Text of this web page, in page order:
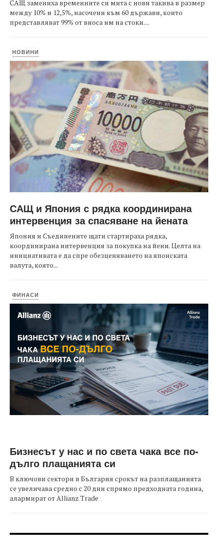
САЩ замениха временните си мита с нови такива в размер
между 10% и 12,5%, насочени към 60 държави, които
представляват 99% от вноса им на стоки....
НОВИНИ
САЩ и Япония с рядка координирана
интервенция за спасяване на йената
Япония и Съединените щати стартираха рядка,
координирана интервенция за покупка на йени. Целта на
инициативата е да спре обезценяването на японската
валута, която...
ФИНАСИ
Бизнесът у нас и по света чака все по-
дълго плащанията си
В ключови сектори в България срокът на разплащанията
се увеличава средно с 20 дни спрямо предходната година,
алармират от Allianz Trade